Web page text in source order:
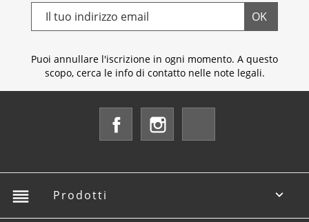
Puoi annullare l'iscrizione in ogni momento. A questo
scopo, cerca le info di contatto nelle note legali.
Facebook
reorder Prodotti 